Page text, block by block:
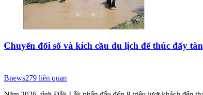
Chuyển đổi số và kích cầu du lịch để thúc đẩy
Bnews279 liên quan